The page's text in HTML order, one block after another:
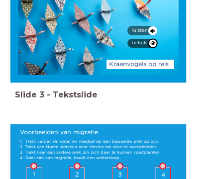
Kraanvogels op reis
bekijk
luister
Slide 3 - Tekstslide
1. Trekt verder als water en voedsel op een bepaalde plek op zijn.
2. Trekt van Noord-Amerika naar Mexico om daar te overwinteren.
3. Trekt naar een andere plek om zich daar te kunnen voortplanten.
4. Doet niet aan migratie, houdt een winterslaap.
Voorbeelden van migratie
1 2 3 4